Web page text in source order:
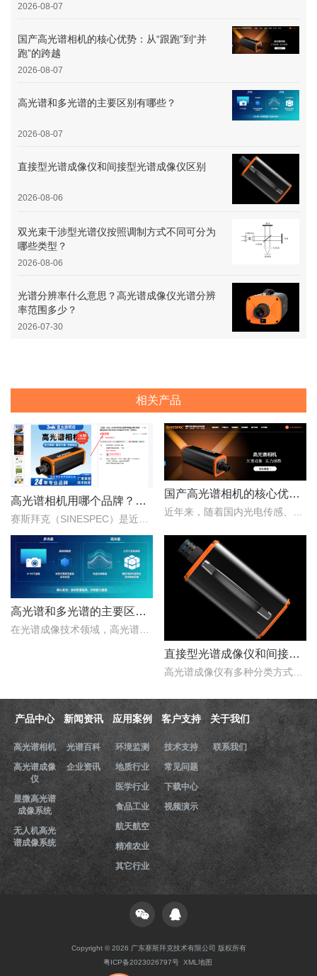
2026-08-07
国产高光谱相机的核心优势：从“跟跑”到“并
跑”的跨越
2026-08-07
高光谱和多光谱的主要区别有哪些？
2026-08-07
直接型光谱成像仪和间接型光谱成像仪区别
2026-08-06
双光束干涉型光谱仪按照调制方式不同可分为
哪些类型？
2026-08-06
光谱分辨率什么意思？高光谱成像仪光谱分辨
率范围多少？
2026-07-30
相关产品
高光谱相机用哪个品牌？赛斯拜克怎么样？
国产高光谱相机的核心优势：从“跟跑”到“并跑”的跨越
近年来，随着国内光电传感、光学设计、成像算法等产业链环节的持续突破，国产高光谱相机综合性能稳步提升，正在从“进口替代”走向“自主引领”。..
高光谱和多光谱的主要区别有哪些？
在光谱成像技术领域，高光谱成像与多光谱成像代表了两个重要的技术方向。..
直接型光谱成像仪和间接型光谱成像仪区别
高光谱成像仪有多种分类方式，按照重构理论分类，可以分为直接型光谱成像仪和间接型光谱成像仪。那么，直接型光谱成像仪和间接型光谱成像仪什么区别？下文对直接型光谱成像..
产品中心
高光谱相机
高光谱成像
仪
显微高光谱
成像系统
无人机高光
谱成像系统
新闻资讯
光谱百科
企业资讯
应用案例
环境监测
地质行业
医学行业
食品工业
航天航空
精准农业
其它行业
客户支持
技术支持
常见问题
下载中心
视频演示
关于我们
联系我们
Copyright © 2026 广东赛斯拜克技术有限公司 版权所有
粤ICP备2023026797号 XML地图